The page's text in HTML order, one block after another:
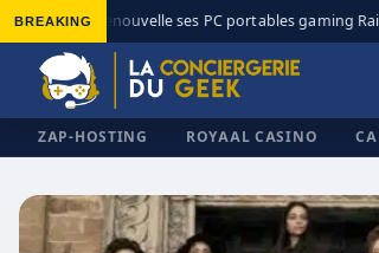
BREAKING
◆ MSI renouvelle ses PC portables gaming
ZAP-HOSTING ROYAAL CASINO